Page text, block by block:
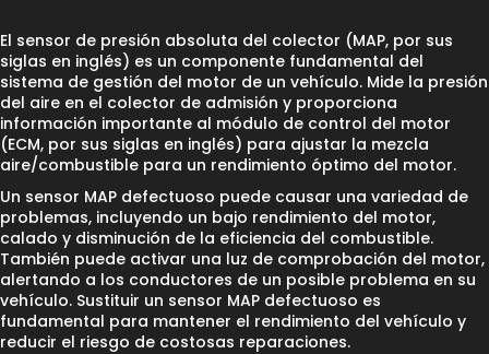
El sensor de presión absoluta del colector (MAP, por sus
siglas en inglés) es un componente fundamental del
sistema de gestión del motor de un vehículo. Mide la presión
del aire en el colector de admisión y proporciona
información importante al módulo de control del motor
(ECM, por sus siglas en inglés) para ajustar la mezcla
aire/combustible para un rendimiento óptimo del motor.
Un sensor MAP defectuoso puede causar una variedad de
problemas, incluyendo un bajo rendimiento del motor,
calado y disminución de la eficiencia del combustible.
También puede activar una luz de comprobación del motor,
alertando a los conductores de un posible problema en su
vehículo. Sustituir un sensor MAP defectuoso es
fundamental para mantener el rendimiento del vehículo y
reducir el riesgo de costosas reparaciones.